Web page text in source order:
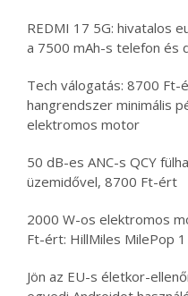
REDMI 17 5G: hivatalos
a 7500 mAh-s telefon és
Tech válogatás: 8700 Ft-
hangrendszer minimális
elektromos motor
50 dB-es ANC-s QCY
üzemidővel, 8700 Ft-ért
2000 W-os elektromos
Ft-ért: HillMiles MilePop 1
Jön az EU-s életkor-